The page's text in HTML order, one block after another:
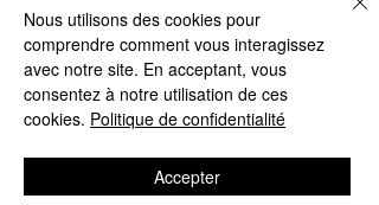
4,9/5
Offres et Services
Protection des données
Nous utilisons des cookies pour
comprendre comment vous interagissez
avec notre site. En acceptant, vous
consentez à notre utilisation de ces
cookies. Politique de confidentialité
Accepter